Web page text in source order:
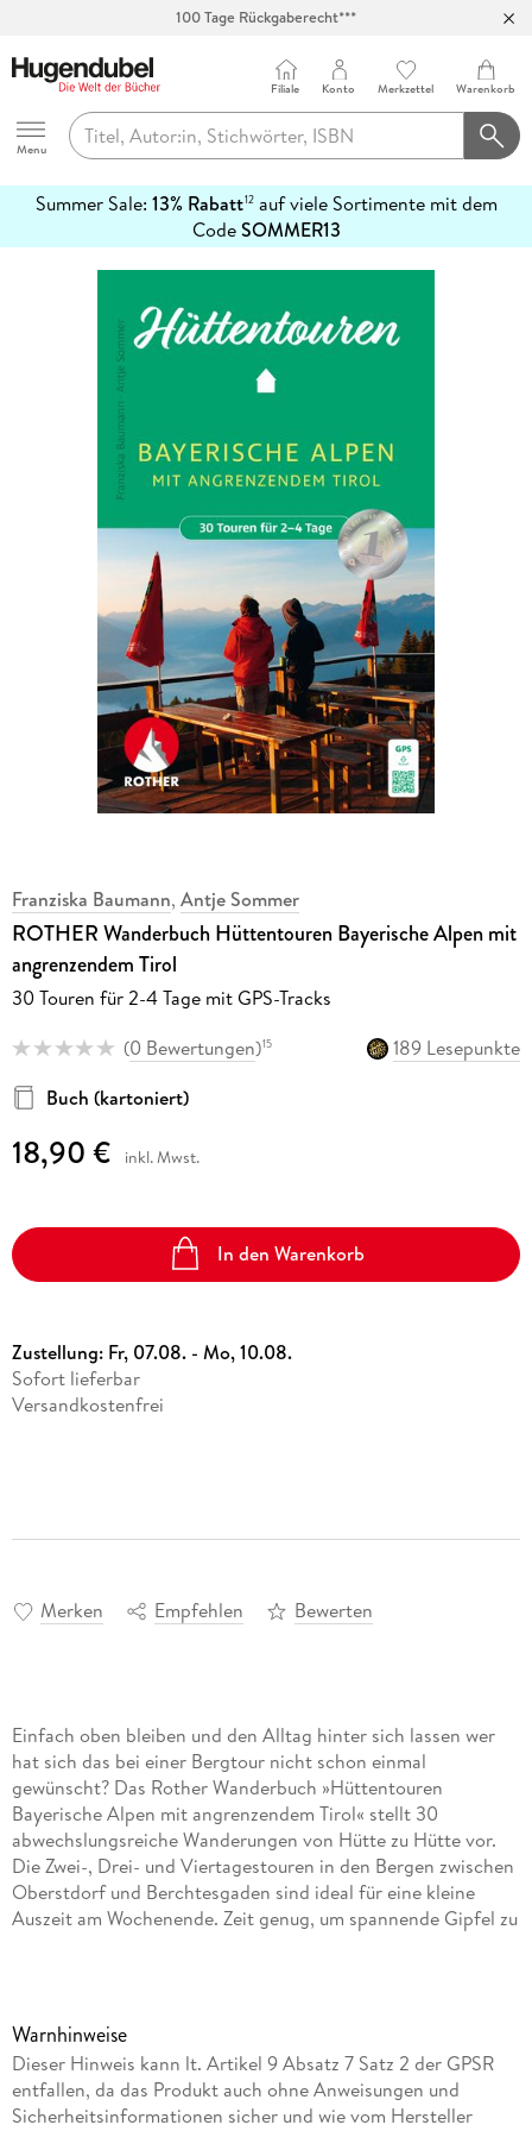
100 Tage Rückgaberecht***
Hugendubel
Menu
Filiale Konto Merkzettel Warenkorb
Summer Sale: 13% Rabatt12auf viele Sortimente mit dem
CodeSOMMER13
erfahren
Franziska Baumann, Antje Sommer
ROTHER Wanderbuch Hüttentouren Bayerische Alpen mit
angrenzendem Tirol
30 Touren für 2-4 Tage mit GPS-Tracks
(0 Bewertungen)15
189 Lesepunkte
Buch (kartoniert)
18,90 € inkl. Mwst.
In den Warenkorb
Zustellung: Fr, 07.08. - Mo, 10.08.
Sofort lieferbar
Versandkostenfrei
Merken Empfehlen Bewerten
Einfach oben bleiben und den Alltag hinter sich lassen wer
hat sich das bei einer Bergtour nicht schon einmal
gewünscht? Das Rother Wanderbuch »Hüttentouren
Bayerische Alpen mit angrenzendem Tirol« stellt 30
abwechslungsreiche Wanderungen von Hütte zu Hütte vor.
Die Zwei-, Drei- und Viertagestouren in den Bergen zwischen
Oberstdorf und Berchtesgaden sind ideal für eine kleine
Auszeit am Wochenende. Zeit genug, um spannende Gipfel zu
Warnhinweise
Dieser Hinweis kann lt. Artikel 9 Absatz 7 Satz 2 der GPSR
entfallen, da das Produkt auch ohne Anweisungen und
Sicherheitsinformationen sicher und wie vom Hersteller